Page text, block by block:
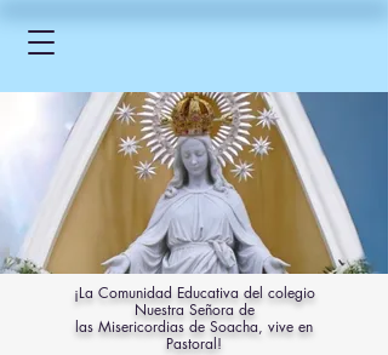
¡La Comunidad Educativa del colegio
Nuestra Señora de
las Misericordias de Soacha, vive en
Pastoral!